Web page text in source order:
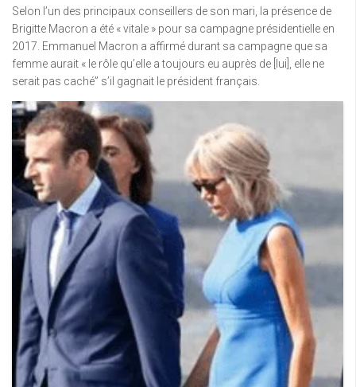
Selon l’un des principaux conseillers de son mari, la présence de
Brigitte Macron a été « vitale » pour sa campagne présidentielle en
2017. Emmanuel Macron a affirmé durant sa campagne que sa
femme aurait « le rôle qu’elle a toujours eu auprès de [lui], elle ne
serait pas caché” s’il gagnait le président français.